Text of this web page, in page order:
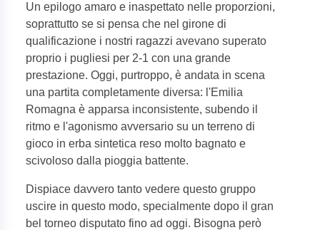
Un epilogo amaro e inaspettato nelle proporzioni,
soprattutto se si pensa che nel girone di
qualificazione i nostri ragazzi avevano superato
proprio i pugliesi per 2-1 con una grande
prestazione. Oggi, purtroppo, è andata in scena
una partita completamente diversa: l'Emilia
Romagna è apparsa inconsistente, subendo il
ritmo e l'agonismo avversario su un terreno di
gioco in erba sintetica reso molto bagnato e
scivoloso dalla pioggia battente.
Dispiace davvero tanto vedere questo gruppo
uscire in questo modo, specialmente dopo il gran
bel torneo disputato fino ad oggi. Bisogna però